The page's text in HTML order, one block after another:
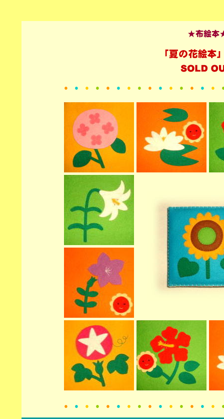
● ● ● ● ● ● ● ● ● ● ● ● ● ● ●
● ● ● ● ● ● ● ● ● ● ● ● ● ● ●